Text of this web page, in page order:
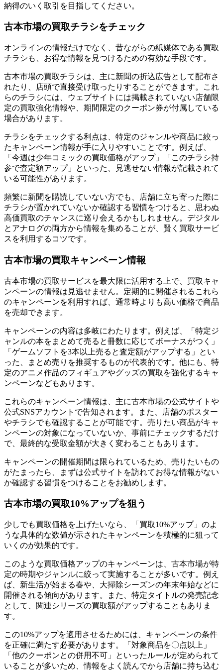
納得のいく取引を目指してください。
古本市場の買取チラシをチェック
オンラインの情報だけでなく、昔ながらの紙媒体である買取
チラシも、お得な情報を見つけるための有効な手段です。
古本市場の買取チラシは、主に新聞の折込広告として配布さ
れたり、店頭で直接受け取ったりすることができます。これ
らのチラシには、ウェブサイトには掲載されていない店舗限
定の買取強化情報や、期間限定のクーポン券が付属している
場合があります。
チラシをチェックする利点は、特定のジャンルや商品に絞っ
たキャンペーン情報が手に入りやすいことです。例えば、
「今週は少年コミックの買取価格がアップ」「このチラシ持
参で査定額アップ」といった、見逃せない情報が記載されて
いる可能性があります。
頻繁に新聞を購読していない方でも、店舗に立ち寄った際に
チラシが置かれていないか確認する習慣をつけると、思わぬ
高価買取のチャンスに巡り会えるかもしれません。デジタル
とアナログの両方から情報を集めることが、賢く買取サービ
スを利用するコツです。
古本市場の買取キャンペーン情報
古本市場の買取サービスを最大限に活用する上で、買取キャ
ンペーンの情報は見逃せません。定期的に開催されるこれら
のキャンペーンを利用すれば、通常時よりも高い価格で商品
を売却できます。
キャンペーンの内容は多岐にわたります。例えば、「特定ジ
ャンルの本をまとめて売ると冊数に応じてボーナスがつく」
「ゲームソフトを3本以上売ると査定額がアップする」とい
った、まとめ売りを推奨するものが代表的です。他にも、特
定のアニメ作品のフィギュアやグッズの買取を強化するキャ
ンペーンなどもあります。
これらのキャンペーン情報は、主に古本市場の公式サイトや
公式SNSアカウントで告知されます。また、店舗のポスター
やチラシでも確認することが可能です。売りたい商品がキャ
ンペーンの対象になっていないか、事前にチェックするだけ
で、最終的な受取金額が大きく変わることもあります。
キャンペーンの開催期間は限られているため、売りたいもの
がたまったら、まずは公式サイトを訪れてお得な情報がない
か確認する習慣をつけることをお勧めします。
古本市場の買取10%アップを狙う
少しでも買取価格を上げたいなら、「買取10%アップ」のよ
うな具体的な数値が示されたキャンペーンを積極的に狙って
いくのが効果的です。
このような買取価格アップのキャンペーンは、古本市場が特
定の時期やジャンルに絞って実施することが多いです。例え
ば、新生活が始まる春や、大掃除シーズンの年末年始などに
開催される傾向があります。また、特定タイトルの発売記念
として、関連シリーズの買取額がアップすることもありま
す。
この10%アップを適用させるためには、キャンペーンの条件
を正確に満たす必要があります。「対象商品を〇点以上」
「他のクーポンとの併用不可」といったルールが定められて
いることが多いため、情報をよく読んでから店舗に持ち込む